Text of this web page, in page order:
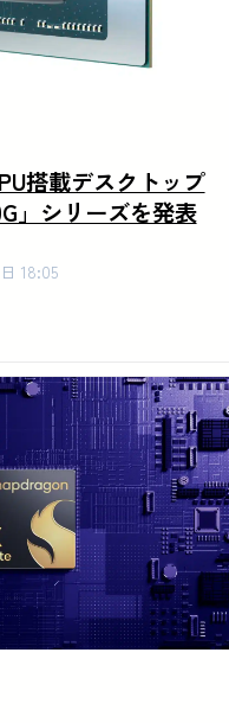
搭載デスクトップ
」シリーズを発表
18:05